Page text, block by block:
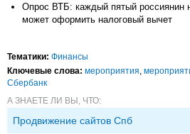
Опрос ВТБ: каждый пятый россиянин
может оформить налоговый вычет
Тематики: Финансы
Ключевые слова: мероприятия
Сбербанк
А ЗНАЕТЕ ЛИ ВЫ, ЧТО:
Продвижение сайтов Спб